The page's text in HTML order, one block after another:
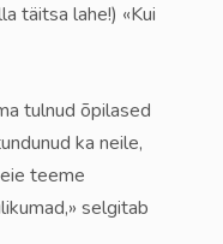
täitsa lahe!) «Kui
tulnud õpilased
ka neile,
teeme
selgitab